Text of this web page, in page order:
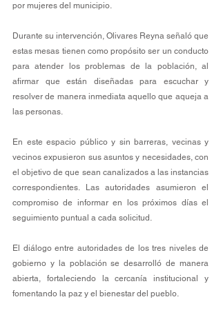
por mujeres del municipio.
Durante su intervención, Olivares Reyna señaló que
estas mesas tienen como propósito ser un conducto
para atender los problemas de la población, al
afirmar que están diseñadas para escuchar y
resolver de manera inmediata aquello que aqueja a
las personas.
En este espacio público y sin barreras, vecinas y
vecinos expusieron sus asuntos y necesidades, con
el objetivo de que sean canalizados a las instancias
correspondientes. Las autoridades asumieron el
compromiso de informar en los próximos días el
seguimiento puntual a cada solicitud.
El diálogo entre autoridades de los tres niveles de
gobierno y la población se desarrolló de manera
abierta, fortaleciendo la cercanía institucional y
fomentando la paz y el bienestar del pueblo.